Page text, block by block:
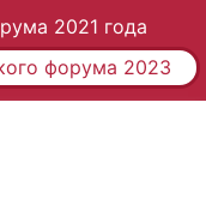
2021 года
форума 2023